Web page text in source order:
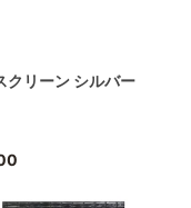
クリーン シルバー